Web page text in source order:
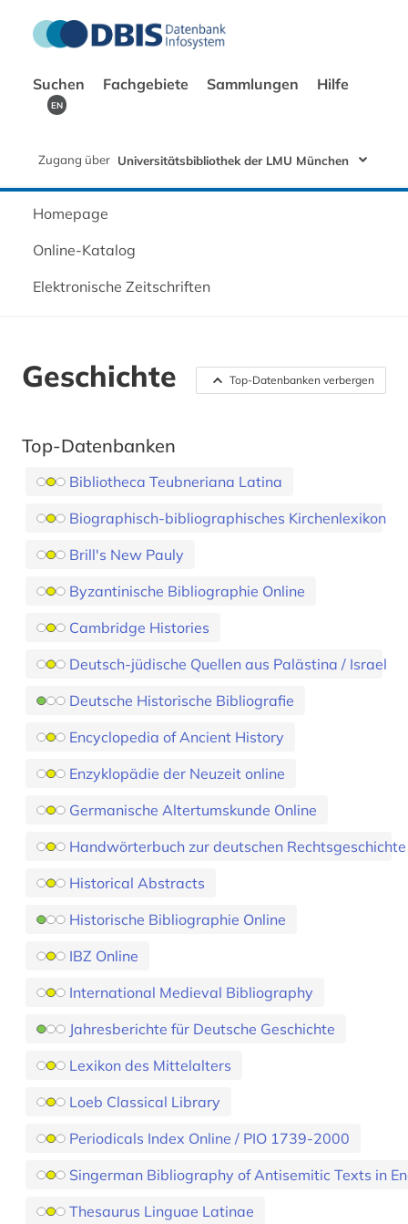
Suchen Fachgebiete Sammlungen Hilfe
EN
Zugang über Universitätsbibliothek der LMU München
Homepage
Online-Katalog
Elektronische Zeitschriften
Top-Datenbanken verbergen
Geschichte
Top-Datenbanken
Bibliotheca Teubneriana Latina
Biographisch-bibliographisches Kirchenlexikon
Brill's New Pauly
Byzantinische Bibliographie Online
Cambridge Histories
Deutsch-jüdische Quellen aus Palästina / Israel
Deutsche Historische Bibliografie
Encyclopedia of Ancient History
Enzyklopädie der Neuzeit online
Germanische Altertumskunde Online
Handwörterbuch zur deutschen Rechtsgeschichte
Historical Abstracts
Historische Bibliographie Online
IBZ Online
International Medieval Bibliography
Jahresberichte für Deutsche Geschichte
Lexikon des Mittelalters
Loeb Classical Library
Periodicals Index Online / PIO 1739-2000
Singerman Bibliography of Antisemitic Texts in
Thesaurus Linguae Latinae